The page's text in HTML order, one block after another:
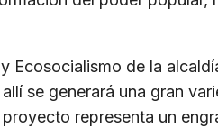
Ecosocialismo de la
se generará una gran
representa un